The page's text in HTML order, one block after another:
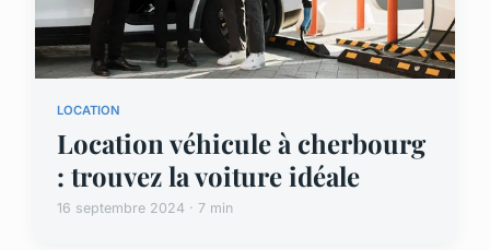
LOCATION
Location véhicule à cherbourg
: trouvez la voiture idéale
16 septembre 2024 · 7 min